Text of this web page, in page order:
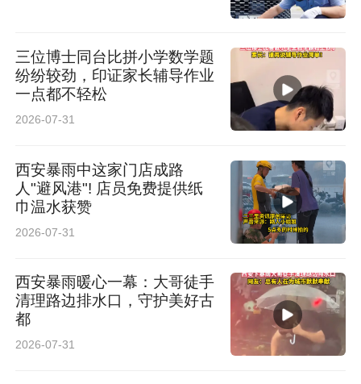
三位博士同台比拼小学数学题
纷纷较劲，印证家长辅导作业
一点都不轻松
2026-07-31
西安暴雨中这家门店成路
人"避风港"! 店员免费提供纸
巾温水获赞
2026-07-31
西安暴雨暖心一幕：大哥徒手
清理路边排水口，守护美好古
都
2026-07-31